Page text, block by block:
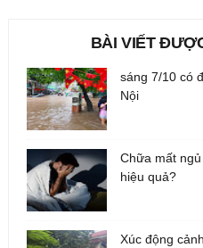
BÀI VIẾT
sáng 7/10 có
Nội
Chữa mất
hiệu quả?
Xúc động